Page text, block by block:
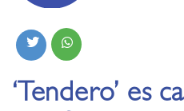
‘Tendero’ es